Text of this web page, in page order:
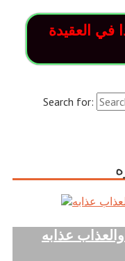
في العقيدة
Search for:
عذابه